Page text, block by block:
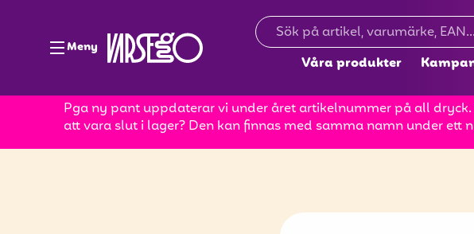
Meny
Våra produkter
Pga ny pant uppdaterar vi under året artikelnummer på all
att vara slut i lager? Den kan finnas med samma namn under